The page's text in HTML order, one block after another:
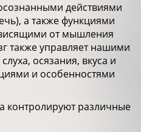
действиями
а также функциями
от мышления
также управляет нашими
осязания, вкуса и
и особенностями
контролируют различные